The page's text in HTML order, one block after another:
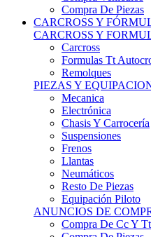
Compra De Piezas
CARCROSS Y
CARCROSS Y
Carcross
Formulas Tt
Remolques
PIEZAS Y
Mecanica
Electrónica
Chasis Y Carrocería
Suspensiones
Frenos
Llantas
Neumáticos
Resto De Piezas
Equipación Piloto
ANUNCIOS DE
Compra De Cc Y Tt